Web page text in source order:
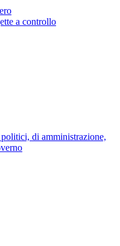
a controllo
di amministrazione,